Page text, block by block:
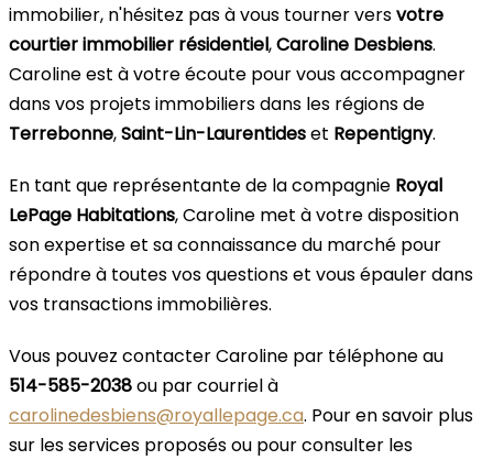
immobilier, n'hésitez pas à vous tourner versvotre
courtier immobilier résidentiel,Caroline Desbiens.
Caroline est à votre écoute pour vous accompagner
dans vos projets immobiliers dans les régions de
Terrebonne,Saint-Lin-Laurentideset Repentigny.
En tant que représentante de la compagnie Royal
LePage Habitations, Caroline met à votre disposition
son expertise et sa connaissance du marché pour
répondre à toutes vos questions et vous épauler dans
vos transactions immobilières.
Vous pouvez contacter Caroline par téléphone au
514-585-2038ou par courriel à
carolinedesbiens@royallepage.ca. Pour en savoir plus
sur les services proposés ou pour consulter les